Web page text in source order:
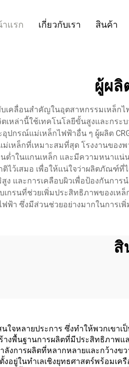
แรก เกี่ยวกับเรา สินค้า
ผู้ผลิ
บเคลื่อนสำคัญในอุตสาหกรรมเหล็
ลิตเหล่านี้ใช้เทคโนโลยีขั้นสูงและ
ปกรณ์แม่เหล็กไฟฟ้าอื่น ๆ ผู้ผลิต
หล็กที่เหมาะสมที่สุด โรงงานของ
นต่ำในแกนเหล็ก และมีความหนา
ว้เสมอ เพื่อให้แน่ใจว่าผลิตภัณฑ์ที่
และการเคลือบผิวเพื่อป้องกันการ
เกรนที่ช่วยเพิ่มประสิทธิภาพของเ
ฟฟ้า ซึ่งมีส่วนช่วยอย่างมากในการ
สิ
นใจหลายประการ ซึ่งทำให้พวกเข
งพื้นฐานการผลิตที่มีประสิทธิภาพ
งการผลิตที่หลากหลายและกว้าง
ยู่ในทำเลเชิงยุทธศาสตร์พร้อมเค